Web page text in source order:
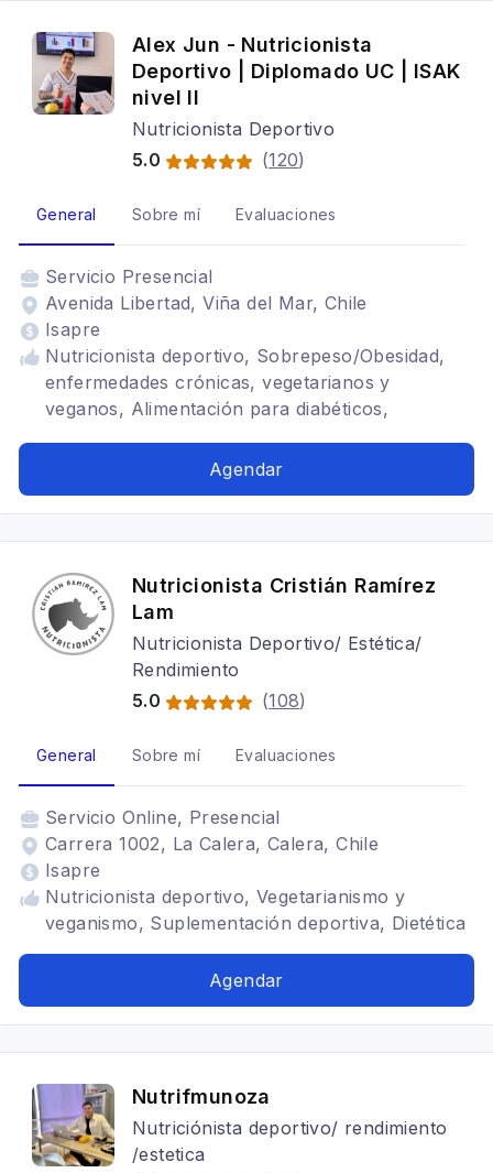
Alex Jun - Nutricionista
Deportivo | Diplomado UC | ISAK
nivel II
Nutricionista Deportivo
5.0
(120)
General Sobre mí Evaluaciones
Servicio Presencial
Avenida Libertad, Viña del Mar, Chile
Isapre
Nutricionista deportivo, Sobrepeso/Obesidad,
enfermedades crónicas, vegetarianos y
veganos, Alimentación para diabéticos,
Alimentación con hipotiroidismo, Trastornos
veganismo, Dietas para embarazadas,
Alimentación en el adulto mayor, Infantil,
Dietética
Agendar
Nutricionista Cristián Ramírez
Lam
Nutricionista Deportivo/ Estética/
Rendimiento
5.0
(108)
General Sobre mí Evaluaciones
Servicio Online, Presencial
Carrera 1002, La Calera, Calera, Chile
Isapre
Nutricionista deportivo, Vegetarianismo y
veganismo, Suplementación deportiva, Dietética
Agendar
Nutrifmunoza
Nutriciónista deportivo/ rendimiento
/estetica